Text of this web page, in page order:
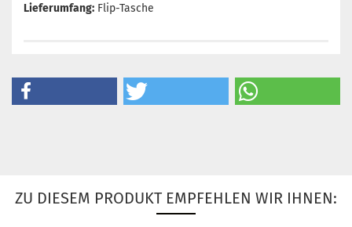
Lieferumfang: Flip-Tasche
ZU DIESEM PRODUKT EMPFEHLEN WIR IHNEN: